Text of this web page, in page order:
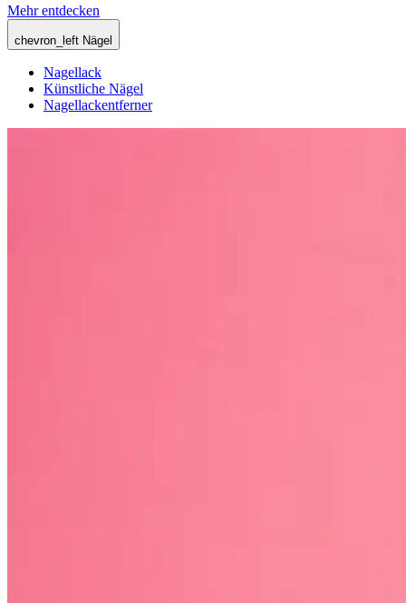
Mehr entdecken
chevron_left Nägel
Nagellack
Künstliche Nägel
Nagellackentferner